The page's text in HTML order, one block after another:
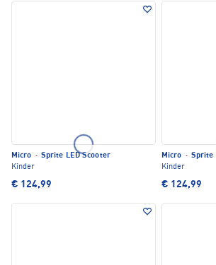
Micro · Sprite LED Scooter
Kinder
€ 124,99
Micro · Sprite
Kinder
€ 124,99